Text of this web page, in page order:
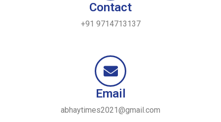
Contact
+91 9714713137
Email
abhaytimes2021@gmail.com